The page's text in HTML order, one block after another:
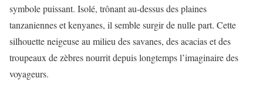
symbole puissant. Isolé, trônant au-dessus des plaines
tanzaniennes et kenyanes, il semble surgir de nulle part. Cette
silhouette neigeuse au milieu des savanes, des acacias et des
troupeaux de zèbres nourrit depuis longtemps l’imaginaire des
voyageurs.